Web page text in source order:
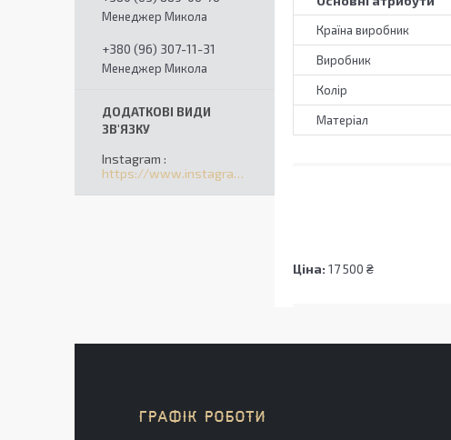
Країна виробник
Виробник
Колір
Матеріал
Ціна: 17 500 ₴
Менеджер Микола
+380 (96) 307-11-31
Менеджер Микола
Instagram
https://www.instagram.com/solomart_ua/
ГРАФІК РОБОТИ